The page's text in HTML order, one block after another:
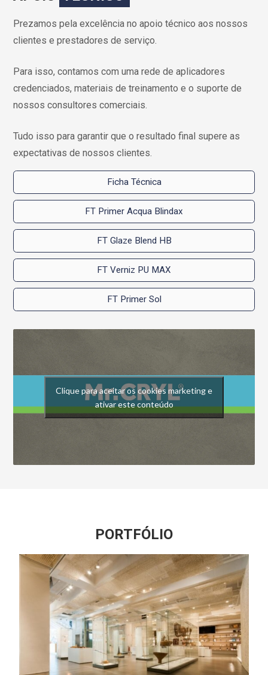
Prezamos pela excelência no apoio técnico aos nossos
clientes e prestadores de serviço.
Para isso, contamos com uma rede de aplicadores
credenciados, materiais de treinamento e o suporte de
nossos consultores comerciais.
Tudo isso para garantir que o resultado final supere as
expectativas de nossos clientes.
Ficha Técnica
FT Primer Acqua Blindax
FT Glaze Blend HB
FT Verniz PU MAX
FT Primer Sol
Clique para aceitar os cookies marketing e
ativar este conteúdo
PORTFÓLIO